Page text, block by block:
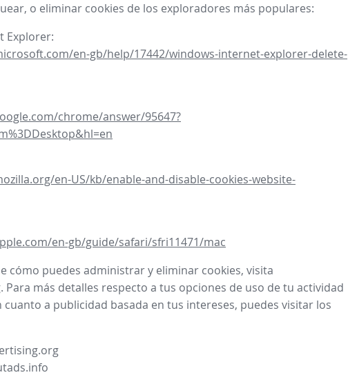
o eliminar cookies de los exploradores más populares:
Explorer:
en-gb/help/17442/windows-internet-explorer-delete-
chrome/answer/95647?
en-US/kb/enable-and-disable-cookies-website-
en-gb/guide/safari/sfri11471/mac
cómo puedes administrar y eliminar cookies, visita
Para más detalles respecto a tus opciones de uso de tu actividad
a publicidad basada en tus intereses, puedes visitar los